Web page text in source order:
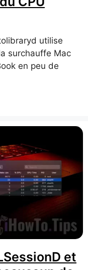
utilise
surchauffe Mac
en peu de
et